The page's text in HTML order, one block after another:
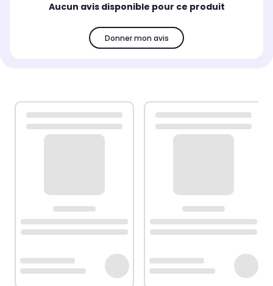
Aucun avis disponible pour ce produit
Donner mon avis